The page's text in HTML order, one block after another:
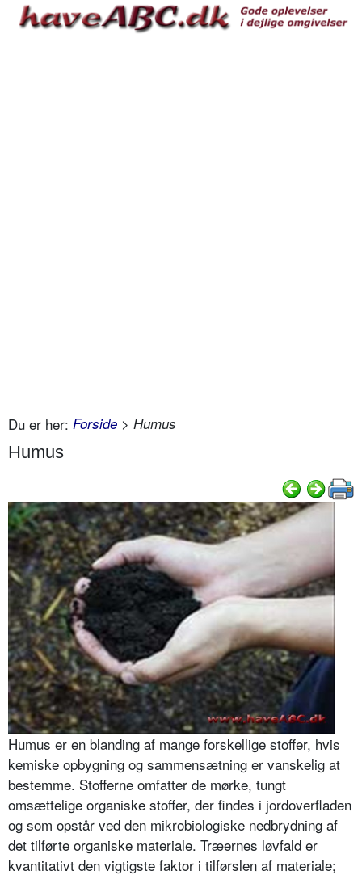
Du er her: Forside > Humus
Humus
Humus er en blanding af mange for­skellige stoffer, hvis
kemiske opbyg­ning og sammensætning er vanskelig at
bestemme. Stofferne omfatter de mør­ke, tungt
omsættelige organiske stof­fer, der findes i jordoverfladen
og som opstår ved den mikrobiologiske ned­brydning af
det tilførte organiske ma­teriale. Træernes løvfald er
kvantita­tivt den vigtigste faktor i tilførslen af materiale;